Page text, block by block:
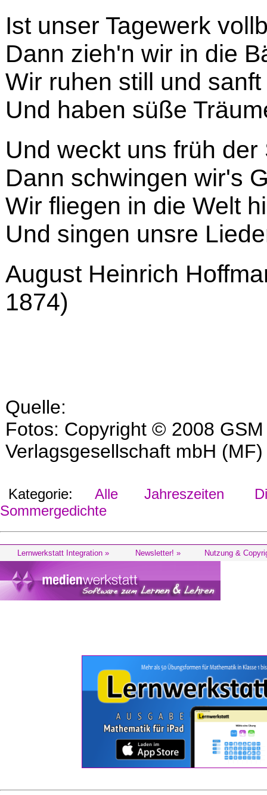
Ist unser Tagewerk
Dann zieh'n wir in die
Wir ruhen still und
Und haben süße
Und weckt uns früh
Dann schwingen wir's
Wir fliegen in die Welt
Und singen unsre
August Heinrich
1874)
Quelle:
Fotos: Copyright © 2008
Verlagsgesellschaft mbH (MF)
Kategorie: Alle Jahreszeiten
Sommergedichte
Lernwerkstatt Integration » Newsletter! » Nutzung &